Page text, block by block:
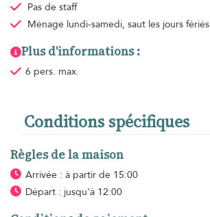
Pas de staff
Ménage lundi-samedi, saut les jours fériés
Plus d'informations :
6 pers. max.
Conditions spécifiques
Règles de la maison
Arrivée : à partir de 15:00
Départ : jusqu'à 12:00